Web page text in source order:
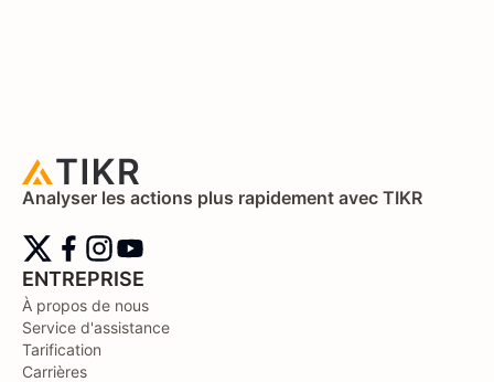
Analyser les actions plus rapidement avec TIKR
ENTREPRISE
À propos de nous
Service d'assistance
Tarification
Carrières